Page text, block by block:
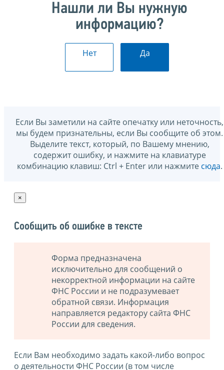
Нашли ли Вы нужную
информацию?
Нет Да
Если Вы заметили на сайте опечатку или неточность,
мы будем признательны, если Вы сообщите об этом.
Выделите текст, который, по Вашему мнению,
содержит ошибку, и нажмите на клавиатуре
комбинацию клавиш: Ctrl + Enter или нажмите сюда.
×
Сообщить об ошибке в тексте
Форма предназначена
исключительно для сообщений о
некорректной информации на сайте
ФНС России и не подразумевает
обратной связи. Информация
направляется редактору сайта ФНС
России для сведения.
Если Вам необходимо задать какой-либо вопрос
о деятельности ФНС России (в том числе